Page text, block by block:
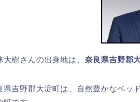
大樹さんの出身地は、 奈良県吉野郡
県吉野郡大淀町は、自然豊かなベッ